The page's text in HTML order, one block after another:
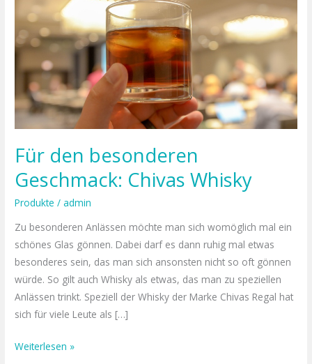
Für den besonderen
Geschmack: Chivas Whisky
Produkte /admin
Zu besonderen Anlässen möchte man sich womöglich mal ein
schönes Glas gönnen. Dabei darf es dann ruhig mal etwas
besonderes sein, das man sich ansonsten nicht so oft gönnen
würde. So gilt auch Whisky als etwas, das man zu speziellen
Anlässen trinkt. Speziell der Whisky der Marke Chivas Regal hat
sich für viele Leute als […]
besonderen
Geschmack:
Chivas
Whisky
Weiterlesen »